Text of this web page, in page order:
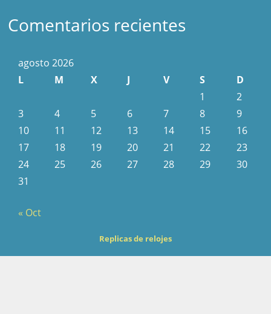
Comentarios recientes
agosto 2026
L
M X J V S
D
1
2
3
4 5 6 7 8
9
10
11 12 13 14 15
16
17
18 19 20 21 22
23
24
25 26 27 28 29
30
31
« Oct
Replicas de relojes